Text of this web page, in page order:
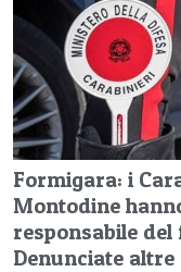
Formigara: i
Montodine
responsabile
Denunciate